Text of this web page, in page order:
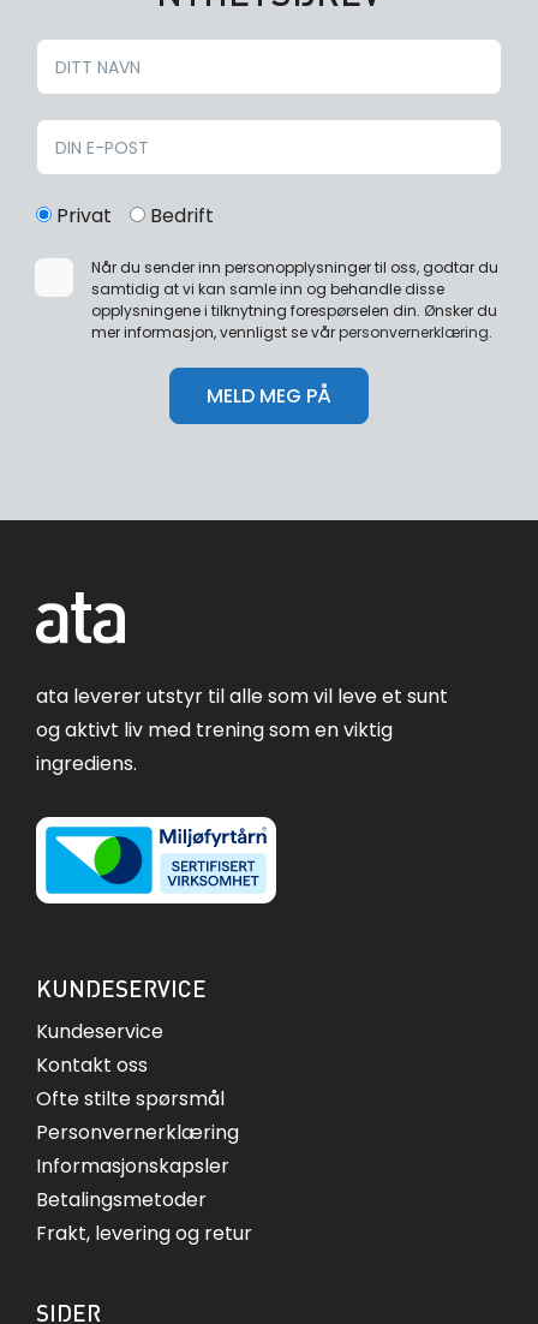
Privat Bedrift
Når du sender inn personopplysninger til oss, godtar du
samtidig at vi kan samle inn og behandle disse
opplysningene i tilknytning forespørselen din. Ønsker du
mer informasjon, vennligst se vårpersonvernerklæring.
ata leverer utstyr til alle som vil leve et sunt
og aktivt liv med trening som en viktig
ingrediens.
KUNDESERVICE
Kundeservice
Kontakt oss
Ofte stilte spørsmål
Personvernerklæring
Informasjonskapsler
Betalingsmetoder
Frakt, levering og retur
SIDER